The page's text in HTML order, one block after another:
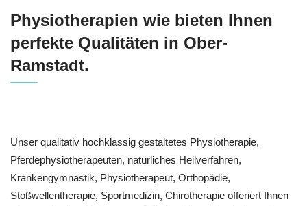
Physiotherapien wie bieten Ihnen
perfekte Qualitäten in Ober-
Ramstadt.
Unser qualitativ hochklassig gestaltetes Physiotherapie,
Pferdephysiotherapeuten, natürliches Heilverfahren,
Krankengymnastik, Physiotherapeut, Orthopädie,
Stoßwellentherapie, Sportmedizin, Chirotherapie offeriert Ihnen